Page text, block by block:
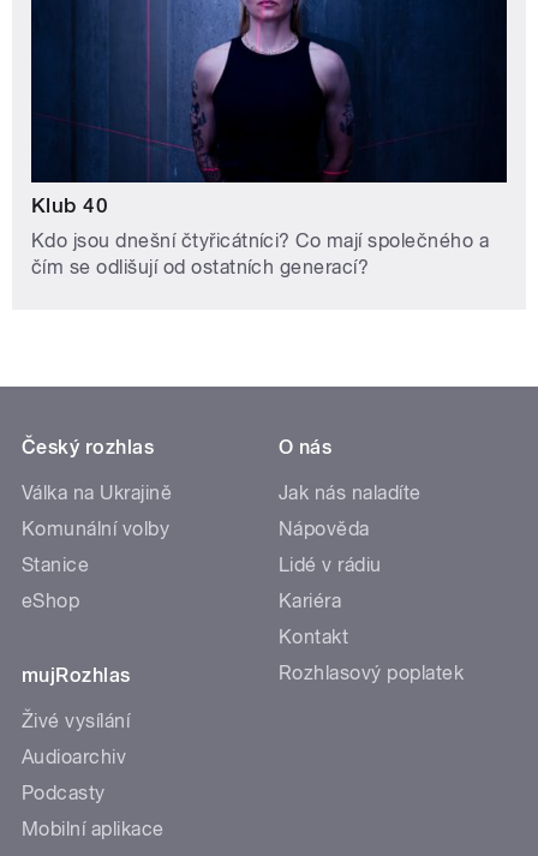
Klub 40
Kdo jsou dnešní čtyřicátníci? Co mají společného a
čím se odlišují od ostatních generací?
Český rozhlas
Válka na Ukrajině
Komunální volby
Stanice
eShop
mujRozhlas
Živé vysílání
Audioarchiv
Podcasty
Mobilní aplikace
O nás
Jak nás naladíte
Nápověda
Lidé v rádiu
Kariéra
Kontakt
Rozhlasový poplatek